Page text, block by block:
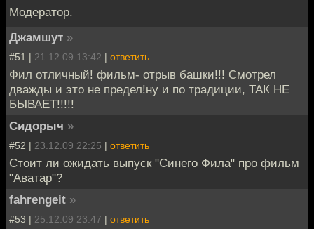
Модератор.
Джамшут »
#51 | 21.12.09 13:42 | ответить
Фил отличный! фильм- отрыв башки!!! Смотрел
дважды и это не предел!ну и по традиции, ТАК НЕ
БЫВАЕТ!!!!!
Сидорыч »
#52 | 23.12.09 22:25 | ответить
Стоит ли ожидать выпуск "Синего Фила" про фильм
"Аватар"?
fahrengeit »
#53 | 25.12.09 23:47 | ответить